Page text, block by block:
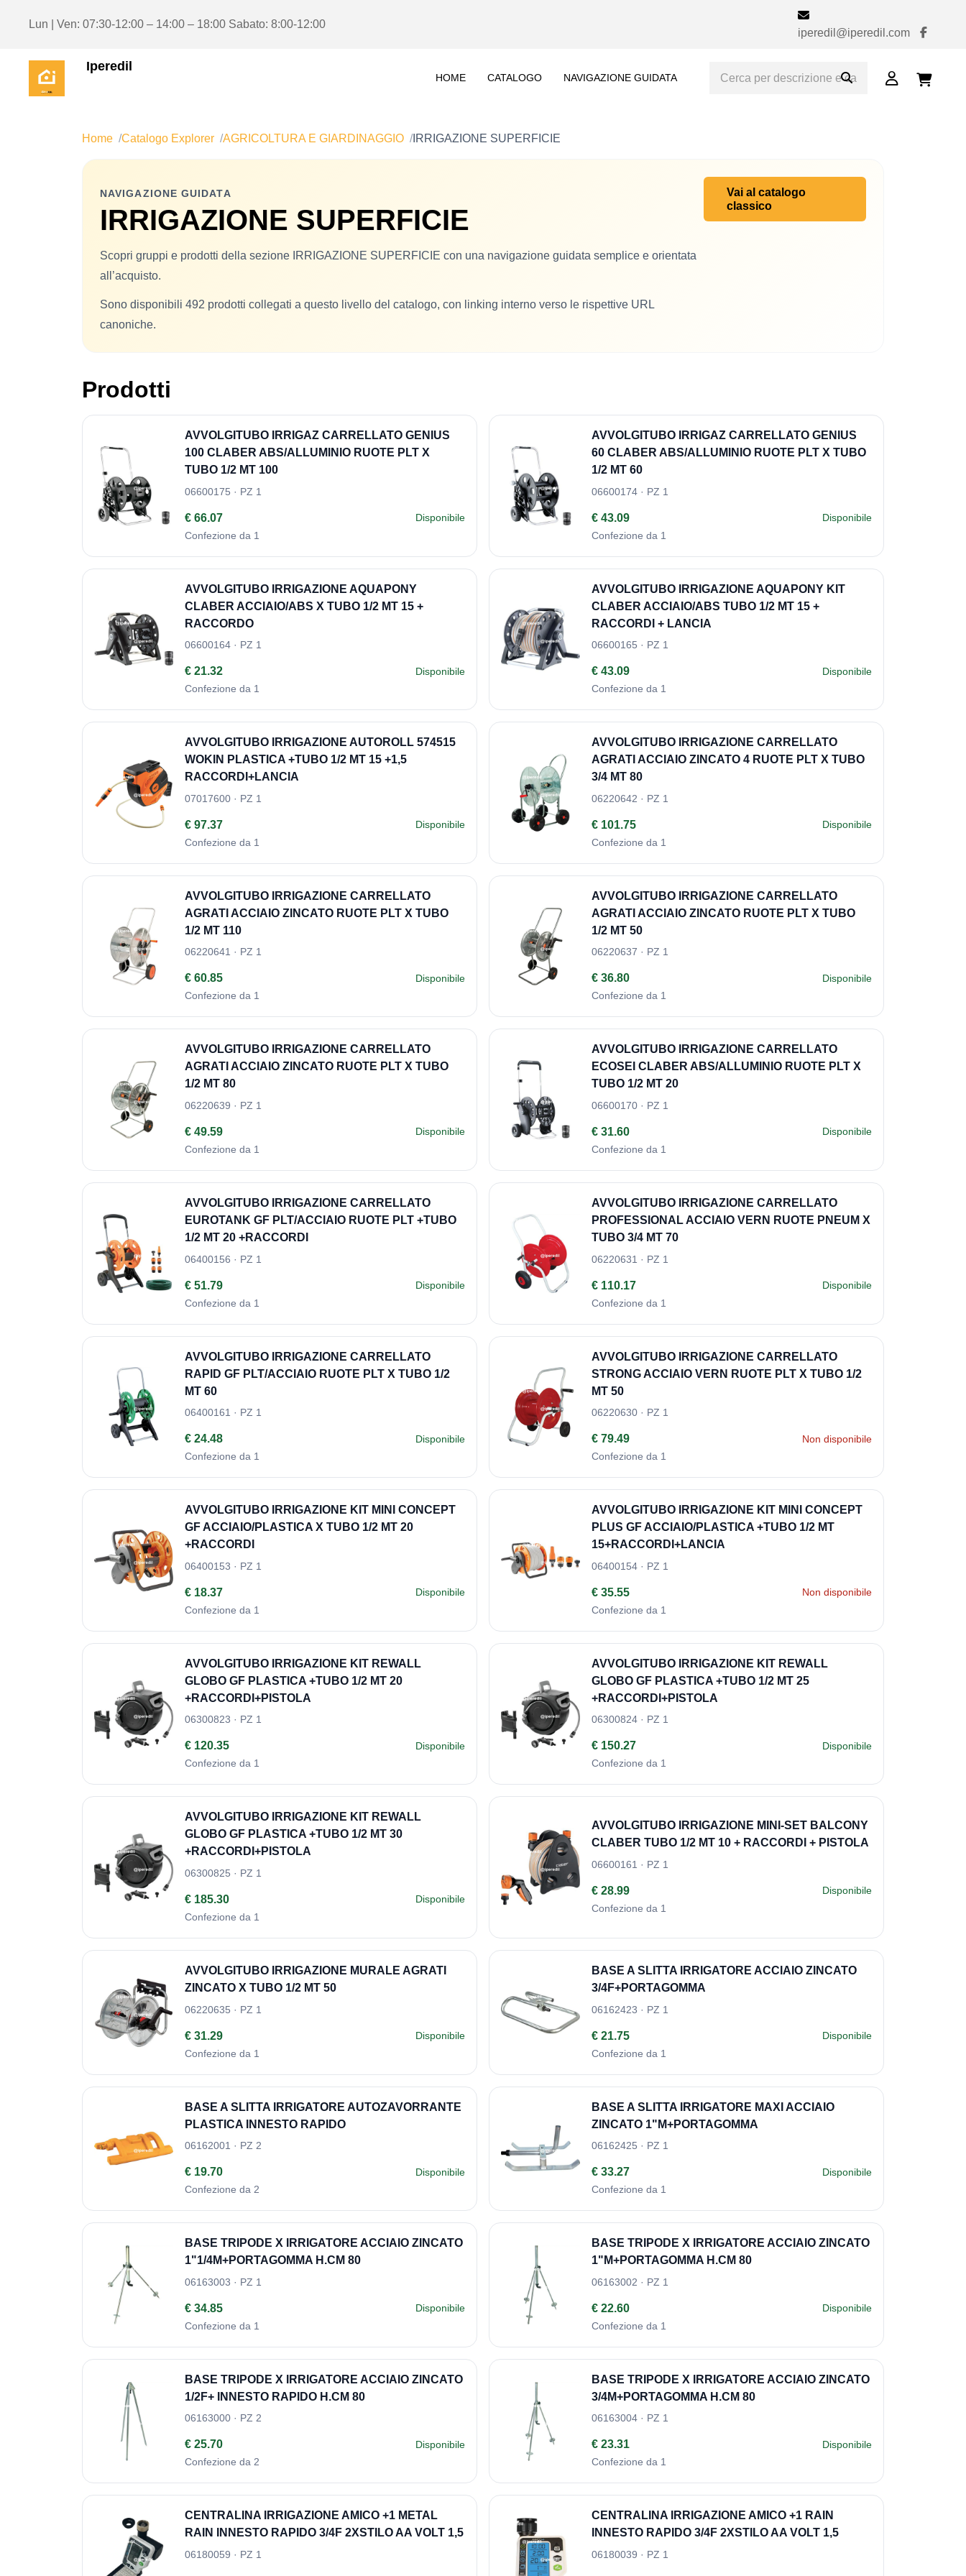
Lun | Ven: 07:30-12:00 – 14:00 – 18:00 Sabato: 8:00-12:00
iperedil@iperedil.com
Iperedil
HOME CATALOGO NAVIGAZIONE GUIDATA
Home Catalogo Explorer AGRICOLTURA E GIARDINAGGIO IRRIGAZIONE SUPERFICIE
NAVIGAZIONE GUIDATA
IRRIGAZIONE SUPERFICIE
Scopri gruppi e prodotti della sezione IRRIGAZIONE SUPERFICIE con una navigazione guidata semplice e orientata
all’acquisto.
Sono disponibili 492 prodotti collegati a questo livello del catalogo, con linking interno verso le rispettive URL
canoniche.
Vai al catalogo
classico
Prodotti
AVVOLGITUBO IRRIGAZ CARRELLATO GENIUS
100 CLABER ABS/ALLUMINIO RUOTE PLT X
TUBO 1/2 MT 100
06600175 · PZ 1
€ 66.07
Disponibile
Confezione da 1
AVVOLGITUBO IRRIGAZ CARRELLATO GENIUS
60 CLABER ABS/ALLUMINIO RUOTE PLT X TUBO
1/2 MT 60
06600174 · PZ 1
€ 43.09
Disponibile
Confezione da 1
AVVOLGITUBO IRRIGAZIONE AQUAPONY
CLABER ACCIAIO/ABS X TUBO 1/2 MT 15 +
RACCORDO
06600164 · PZ 1
€ 21.32
Disponibile
Confezione da 1
AVVOLGITUBO IRRIGAZIONE AQUAPONY KIT
CLABER ACCIAIO/ABS TUBO 1/2 MT 15 +
RACCORDI + LANCIA
06600165 · PZ 1
€ 43.09
Disponibile
Confezione da 1
AVVOLGITUBO IRRIGAZIONE AUTOROLL 574515
WOKIN PLASTICA +TUBO 1/2 MT 15 +1,5
RACCORDI+LANCIA
07017600 · PZ 1
€ 97.37
Disponibile
Confezione da 1
AVVOLGITUBO IRRIGAZIONE CARRELLATO
AGRATI ACCIAIO ZINCATO 4 RUOTE PLT X TUBO
3/4 MT 80
06220642 · PZ 1
€ 101.75
Disponibile
Confezione da 1
AVVOLGITUBO IRRIGAZIONE CARRELLATO
AGRATI ACCIAIO ZINCATO RUOTE PLT X TUBO
1/2 MT 110
06220641 · PZ 1
€ 60.85
Disponibile
Confezione da 1
AVVOLGITUBO IRRIGAZIONE CARRELLATO
AGRATI ACCIAIO ZINCATO RUOTE PLT X TUBO
1/2 MT 50
06220637 · PZ 1
€ 36.80
Disponibile
Confezione da 1
AVVOLGITUBO IRRIGAZIONE CARRELLATO
AGRATI ACCIAIO ZINCATO RUOTE PLT X TUBO
1/2 MT 80
06220639 · PZ 1
€ 49.59
Disponibile
Confezione da 1
AVVOLGITUBO IRRIGAZIONE CARRELLATO
ECOSEI CLABER ABS/ALLUMINIO RUOTE PLT X
TUBO 1/2 MT 20
06600170 · PZ 1
€ 31.60
Disponibile
Confezione da 1
AVVOLGITUBO IRRIGAZIONE CARRELLATO
EUROTANK GF PLT/ACCIAIO RUOTE PLT +TUBO
1/2 MT 20 +RACCORDI
06400156 · PZ 1
€ 51.79
Disponibile
Confezione da 1
AVVOLGITUBO IRRIGAZIONE CARRELLATO
PROFESSIONAL ACCIAIO VERN RUOTE PNEUM X
TUBO 3/4 MT 70
06220631 · PZ 1
€ 110.17
Disponibile
Confezione da 1
AVVOLGITUBO IRRIGAZIONE CARRELLATO
RAPID GF PLT/ACCIAIO RUOTE PLT X TUBO 1/2
MT 60
06400161 · PZ 1
€ 24.48
Disponibile
Confezione da 1
AVVOLGITUBO IRRIGAZIONE CARRELLATO
STRONG ACCIAIO VERN RUOTE PLT X TUBO 1/2
MT 50
06220630 · PZ 1
€ 79.49
Non disponibile
Confezione da 1
AVVOLGITUBO IRRIGAZIONE KIT MINI CONCEPT
GF ACCIAIO/PLASTICA X TUBO 1/2 MT 20
+RACCORDI
06400153 · PZ 1
€ 18.37
Disponibile
Confezione da 1
AVVOLGITUBO IRRIGAZIONE KIT MINI CONCEPT
PLUS GF ACCIAIO/PLASTICA +TUBO 1/2 MT
15+RACCORDI+LANCIA
06400154 · PZ 1
€ 35.55
Non disponibile
Confezione da 1
AVVOLGITUBO IRRIGAZIONE KIT REWALL
GLOBO GF PLASTICA +TUBO 1/2 MT 20
+RACCORDI+PISTOLA
06300823 · PZ 1
€ 120.35
Disponibile
Confezione da 1
AVVOLGITUBO IRRIGAZIONE KIT REWALL
GLOBO GF PLASTICA +TUBO 1/2 MT 25
+RACCORDI+PISTOLA
06300824 · PZ 1
€ 150.27
Disponibile
Confezione da 1
AVVOLGITUBO IRRIGAZIONE KIT REWALL
GLOBO GF PLASTICA +TUBO 1/2 MT 30
+RACCORDI+PISTOLA
06300825 · PZ 1
€ 185.30
Disponibile
Confezione da 1
AVVOLGITUBO IRRIGAZIONE MINI-SET BALCONY
CLABER TUBO 1/2 MT 10 + RACCORDI + PISTOLA
06600161 · PZ 1
€ 28.99
Disponibile
Confezione da 1
AVVOLGITUBO IRRIGAZIONE MURALE AGRATI
ZINCATO X TUBO 1/2 MT 50
06220635 · PZ 1
€ 31.29
Disponibile
Confezione da 1
BASE A SLITTA IRRIGATORE ACCIAIO ZINCATO
3/4F+PORTAGOMMA
06162423 · PZ 1
€ 21.75
Disponibile
Confezione da 1
BASE A SLITTA IRRIGATORE AUTOZAVORRANTE
PLASTICA INNESTO RAPIDO
06162001 · PZ 2
€ 19.70
Disponibile
Confezione da 2
BASE A SLITTA IRRIGATORE MAXI ACCIAIO
ZINCATO 1"M+PORTAGOMMA
06162425 · PZ 1
€ 33.27
Disponibile
Confezione da 1
BASE TRIPODE X IRRIGATORE ACCIAIO ZINCATO
1"1/4M+PORTAGOMMA H.CM 80
06163003 · PZ 1
€ 34.85
Disponibile
Confezione da 1
BASE TRIPODE X IRRIGATORE ACCIAIO ZINCATO
1"M+PORTAGOMMA H.CM 80
06163002 · PZ 1
€ 22.60
Disponibile
Confezione da 1
BASE TRIPODE X IRRIGATORE ACCIAIO ZINCATO
1/2F+ INNESTO RAPIDO H.CM 80
06163000 · PZ 2
€ 25.70
Disponibile
Confezione da 2
BASE TRIPODE X IRRIGATORE ACCIAIO ZINCATO
3/4M+PORTAGOMMA H.CM 80
06163004 · PZ 1
€ 23.31
Disponibile
Confezione da 1
CENTRALINA IRRIGAZIONE AMICO +1 METAL
RAIN INNESTO RAPIDO 3/4F 2XSTILO AA VOLT 1,5
06180059 · PZ 1
CENTRALINA IRRIGAZIONE AMICO +1 RAIN
INNESTO RAPIDO 3/4F 2XSTILO AA VOLT 1,5
06180039 · PZ 1